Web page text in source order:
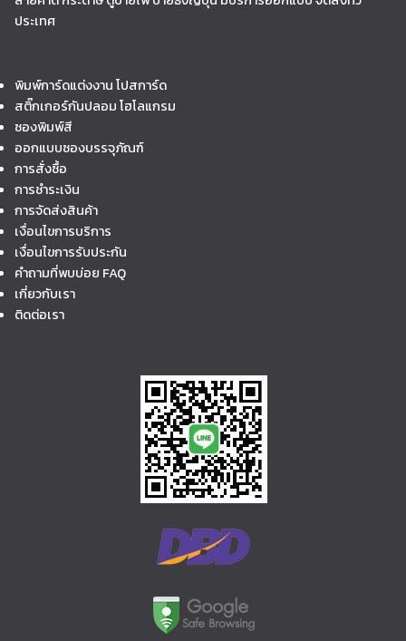
ประเทศ
พิมพ์การ์ดแต่งงาน โปสการ์ด
สติ๊กเกอร์กันปลอม โฮโลแกรม
ซองพิมพ์สี
ออกแบบซองบรรจุภัณฑ์
การสั่งซื้อ
การชำระเงิน
การจัดส่งสินค้า
เงื่อนไขการบริการ
เงื่อนไขการรับประกัน
คำถามที่พบบ่อย FAQ
เกี่ยวกับเรา
ติดต่อเรา